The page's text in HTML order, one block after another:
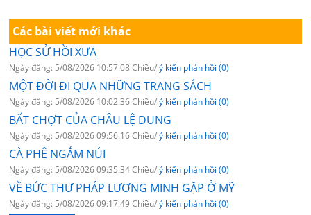
Các bài viết mới khác
HỌC SỬ HỒI XƯA
Ngày đăng: 5/08/2026 10:57:08 Chiều/ý kiến phản hồi (0)
MỘT ĐỜI ĐI QUA NHỮNG TRANG SÁCH
Ngày đăng: 5/08/2026 10:02:36 Chiều/ý kiến phản hồi (0)
BẤT CHỢT CỦA CHÂU LỆ DUNG
Ngày đăng: 5/08/2026 09:56:16 Chiều/ý kiến phản hồi (0)
CÀ PHÊ NGẮM NÚI
Ngày đăng: 5/08/2026 09:35:34 Chiều/ý kiến phản hồi (0)
VỀ BỨC THƯ PHÁP LƯƠNG MINH GẶP Ở MỸ
Ngày đăng: 5/08/2026 09:17:49 Chiều/ý kiến phản hồi (0)